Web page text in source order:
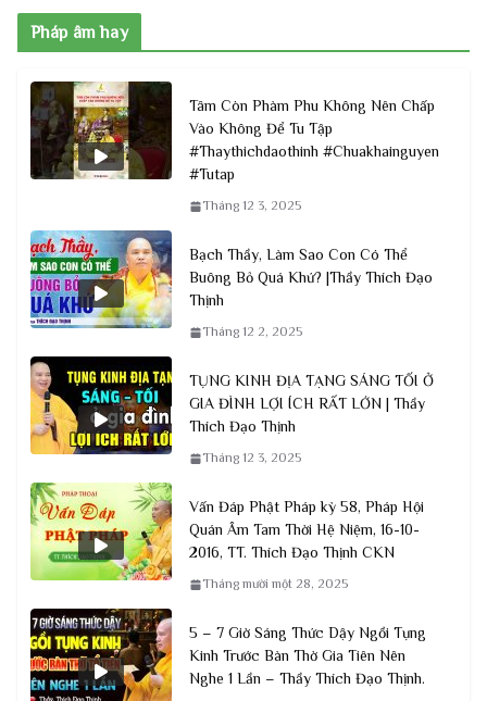
Pháp âm hay
Tâm Còn Phàm Phu Không Nên Chấp
Vào Không Để Tu Tập
#Thaythichdaothinh #Chuakhainguyen
#Tutap
Tháng 12 3, 2025
Bạch Thầy, Làm Sao Con Có Thể
Buông Bỏ Quá Khứ? |Thầy Thích Đạo
Thịnh
Tháng 12 2, 2025
TỤNG KINH ĐỊA TẠNG SÁNG TỐI Ở
GIA ĐÌNH LỢI ÍCH RẤT LỚN | Thầy
Thích Đạo Thịnh
Tháng 12 3, 2025
Vấn Đáp Phật Pháp kỳ 58, Pháp Hội
Quán Âm Tam Thời Hệ Niệm, 16-10-
2016, TT. Thích Đạo Thịnh CKN
Tháng mười một 28, 2025
5 – 7 Giờ Sáng Thức Dậy Ngồi Tụng
Kinh Trước Bàn Thờ Gia Tiên Nên
Nghe 1 Lần – Thầy Thích Đạo Thịnh.